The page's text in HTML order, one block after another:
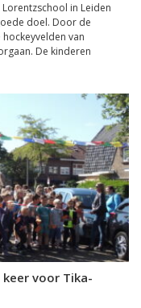
in Leiden
doel. Door de
van
De kinderen
voor Tika-